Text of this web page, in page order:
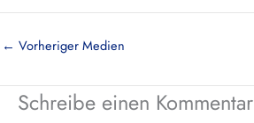
← Vorheriger Medien
Schreibe einen Kommentar